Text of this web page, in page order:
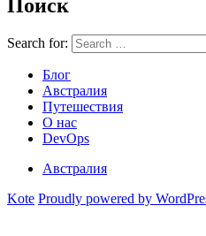
Поиск
Search for:
Блог
Австралия
Путешествия
О нас
DevOps
Австралия
Kote Proudly powered by